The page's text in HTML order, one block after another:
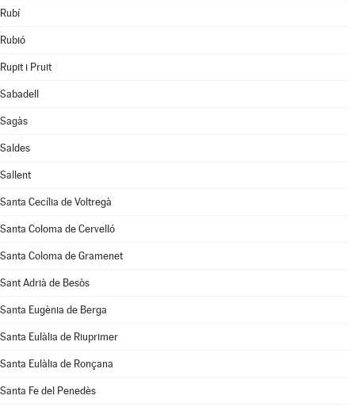
Rubí
Rubió
Rupit i Pruit
Sabadell
Sagàs
Saldes
Sallent
Santa Cecília de Voltregà
Santa Coloma de Cervelló
Santa Coloma de Gramenet
Sant Adrià de Besòs
Santa Eugènia de Berga
Santa Eulàlia de Riuprimer
Santa Eulàlia de Ronçana
Santa Fe del Penedès